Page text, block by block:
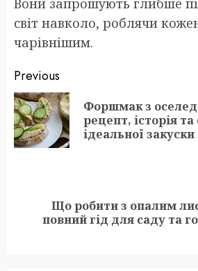
Вони запрошують глибше
світ навколо, роблячи
чарівнішим.
Post
navigation
Previous
Форшмак з
рецепт, історія
ідеальної закуски
post:
Що робити з опалим
повний гід для саду та